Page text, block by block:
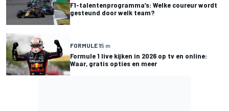
F1-talentenprogramma’s: Welke coureur wordt
gesteund door welk team?
FORMULE 15 m
Formule 1 live kijken in 2026 op tv en online:
Waar, gratis opties en meer